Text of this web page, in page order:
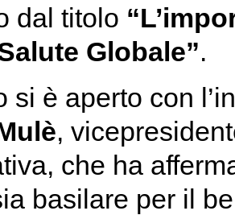
dal titolo
Globale”.
si è aperto con
,
che ha
basilare per il